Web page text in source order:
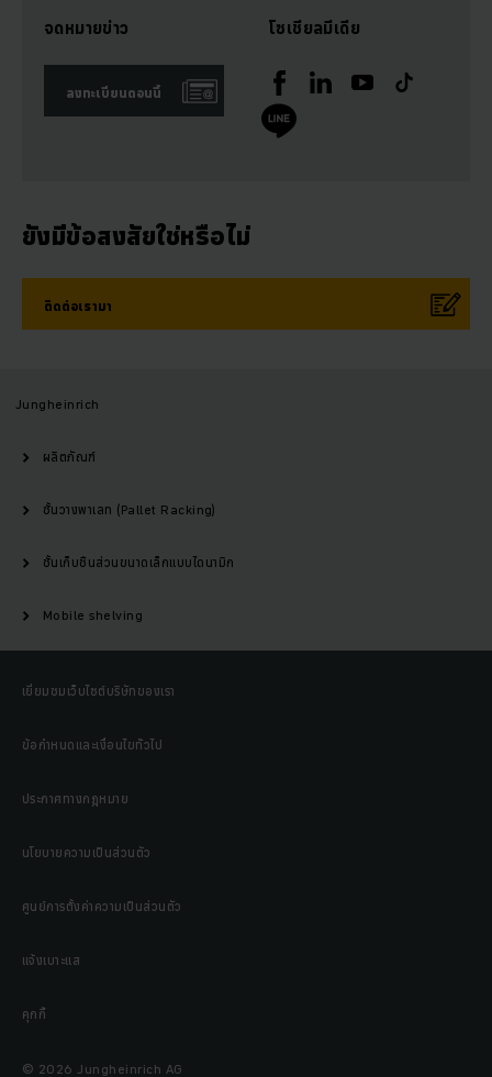
จดหมายข่าว
ลงทะเบียนตอนนี้
โซเชียลมีเดีย
ยังมีข้อสงสัยใช่หรือไม่
ติดต่อเรามา
Jungheinrich
ผลิตภัณฑ์
ชั้นวางพาเลท (Pallet Racking)
ชั้นเก็บชิ้นส่วนขนาดเล็กแบบไดนามิก
Mobile shelving
เยี่ยมชมเว็บไซต์บริษัทของเรา
ข้อกำหนดและเงื่อนไขทั่วไป
ประกาศทางกฎหมาย
นโยบายความเป็นส่วนตัว
ศูนย์การตั้งค่าความเป็นส่วนตัว
แจ้งเบาะแส
คุกกี้
© 2026 Jungheinrich AG